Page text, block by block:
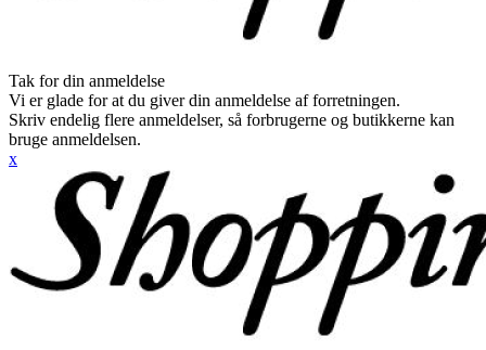
Tak for din anmeldelse
Vi er glade for at du giver din anmeldelse af forretningen.
Skriv endelig flere anmeldelser, så forbrugerne og butikkerne kan
bruge anmeldelsen.
x